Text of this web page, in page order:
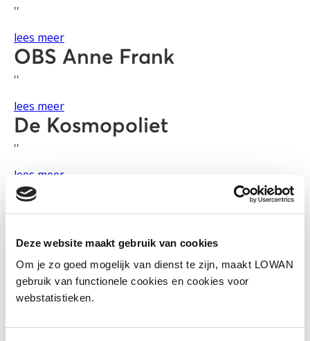
Deze website maakt gebruik van cookies
Om je zo goed mogelijk van dienst te zijn, maakt LOWAN
gebruik van functionele cookies en cookies voor
webstatistieken.
''
lees meer
OBS Anne Frank
''
lees meer
De Kosmopoliet
''
lees meer
De Klimop
''
lees meer
Daltonschool Rhenen-Elst
''
Rembrandtschool